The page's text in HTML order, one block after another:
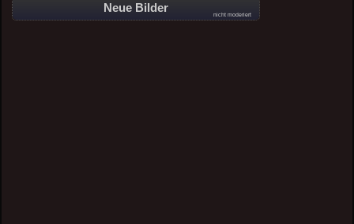
Neue Bilder
nicht moderiert